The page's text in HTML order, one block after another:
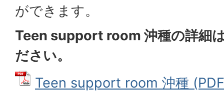
ができます。
Teen support room 沖種の詳細
ださい。
Teen support room 沖種